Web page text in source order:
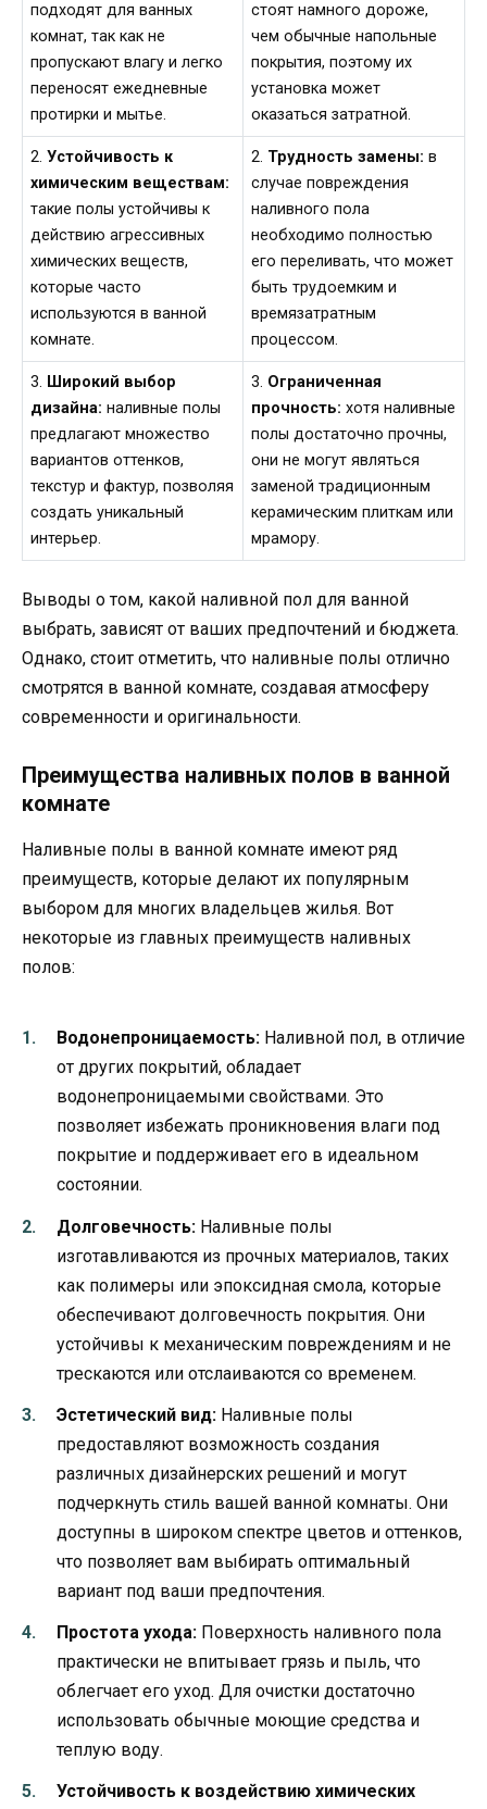
подходят для ванных
комнат, так как не
пропускают влагу и легко
переносят ежедневные
протирки и мытье.
стоят намного дороже,
чем обычные напольные
покрытия, поэтому их
установка может
оказаться затратной.
2.Устойчивость к
химическим веществам:
такие полы устойчивы к
действию агрессивных
химических веществ,
которые часто
используются в ванной
комнате.
2. Трудность замены: в
случае повреждения
наливного пола
необходимо полностью
его переливать, что может
быть трудоемким и
времязатратным
процессом.
3. Широкий выбор
дизайна: наливные полы
предлагают множество
вариантов оттенков,
текстур и фактур, позволяя
создать уникальный
интерьер.
3. Ограниченная
прочность: хотя наливные
полы достаточно прочны,
они не могут являться
заменой традиционным
керамическим плиткам или
мрамору.
Выводы о том, какой наливной пол для ванной
выбрать, зависят от ваших предпочтений и бюджета.
Однако, стоит отметить, что наливные полы отлично
смотрятся в ванной комнате, создавая атмосферу
современности и оригинальности.
Преимущества наливных полов в ванной
комнате
Наливные полы в ванной комнате имеют ряд
преимуществ, которые делают их популярным
выбором для многих владельцев жилья. Вот
некоторые из главных преимуществ наливных
полов:
Водонепроницаемость: Наливной пол, в отличие
от других покрытий, обладает
водонепроницаемыми свойствами. Это
позволяет избежать проникновения влаги под
покрытие и поддерживает его в идеальном
состоянии.
Долговечность: Наливные полы
изготавливаются из прочных материалов, таких
как полимеры или эпоксидная смола, которые
обеспечивают долговечность покрытия. Они
устойчивы к механическим повреждениям и не
трескаются или отслаиваются со временем.
Эстетический вид: Наливные полы
предоставляют возможность создания
различных дизайнерских решений и могут
подчеркнуть стиль вашей ванной комнаты. Они
доступны в широком спектре цветов и оттенков,
что позволяет вам выбирать оптимальный
вариант под ваши предпочтения.
Простота ухода: Поверхность наливного пола
практически не впитывает грязь и пыль, что
облегчает его уход. Для очистки достаточно
использовать обычные моющие средства и
теплую воду.
Устойчивость к воздействию химических